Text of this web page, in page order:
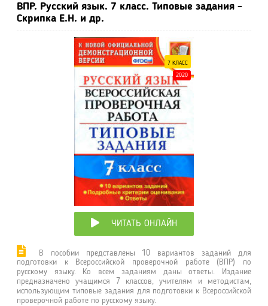
ВПР. Русский язык. 7 класс. Типовые задания -
Скрипка Е.Н. и др.
7 КЛАСС
2020
ЧИТАТЬ ОНЛАЙН
В пособии представлены 10 вариантов заданий для
подготовки к Всероссийской проверочной работе (ВПР) по
русскому языку. Ко всем заданиям даны ответы. Издание
предназначено учащимся 7 классов, учителям и методистам,
использующим типовые задания для подготовки к Всероссийской
проверочной работе по русскому языку.